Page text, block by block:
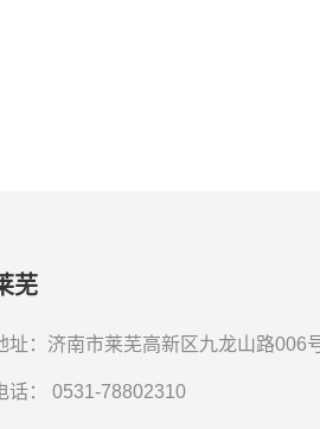
芜
址：济南市莱芜高新区九龙山路006
话：0531-78802310